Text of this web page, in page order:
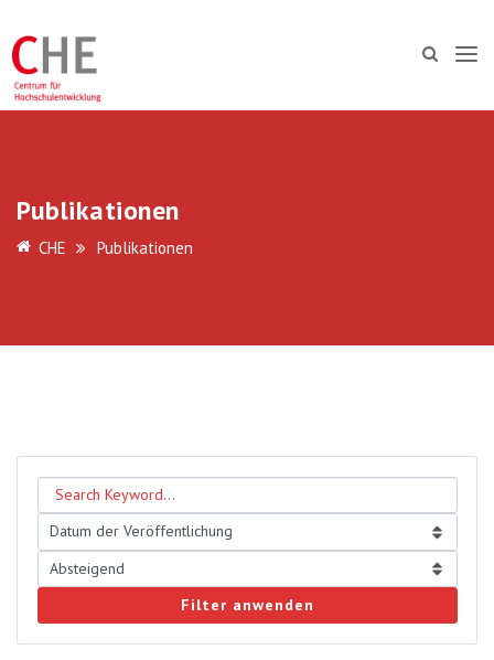
Publikationen
CHE Publikationen
Filter anwenden